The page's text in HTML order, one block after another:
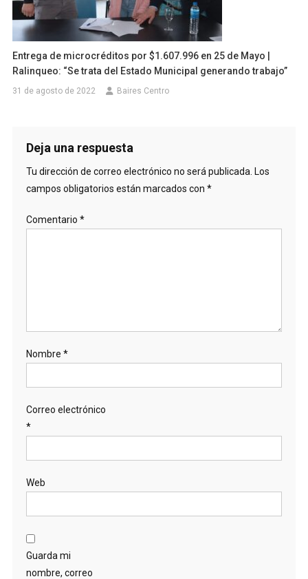
Entrega de microcréditos por $1.607.996 en 25 de Mayo |
Ralinqueo: “Se trata del Estado Municipal generando trabajo”
31 de agosto de 2022 Baires Centro
Deja una respuesta
Tu dirección de correo electrónico no será publicada. Los
campos obligatorios están marcados con *
Comentario *
Nombre *
Correo electrónico
*
Web
Guarda mi
nombre, correo